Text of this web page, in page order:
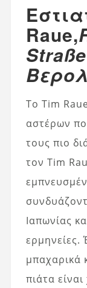
Raue,
Το Tim
αστέρων
τους πιο
τον Tim
Ιαπωνίας
ερμηνείες.
μπαχαρικά
πιάτα